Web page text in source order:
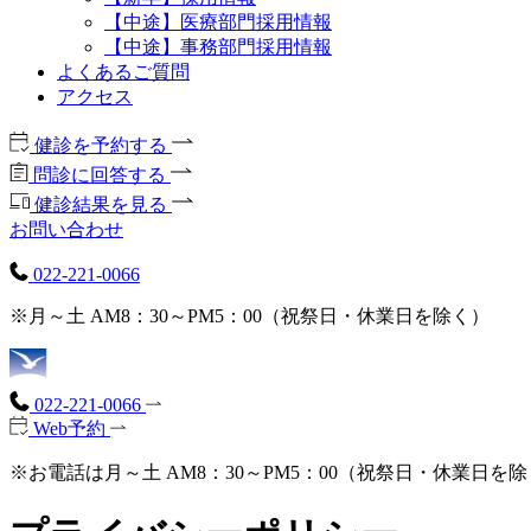
【中途】医療部門採用情報
【中途】事務部門採用情報
よくあるご質問
アクセス
健診を予約する
問診に回答する
健診結果を見る
お問い合わせ
022-221-0066
※月～土 AM8：30～PM5：00（祝祭日・休業日を除く）
022-221-0066
Web予約
※お電話は月～土 AM8：30～PM5：00（祝祭日・休業日を